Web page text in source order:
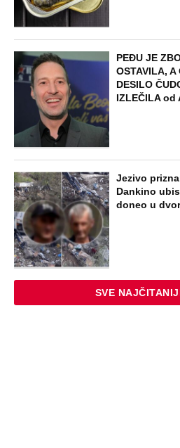
PEĐU JE
OSTAVILA, A
DESILO
IZLEČILA od
Jezivo
Dankino
doneo u
SVE